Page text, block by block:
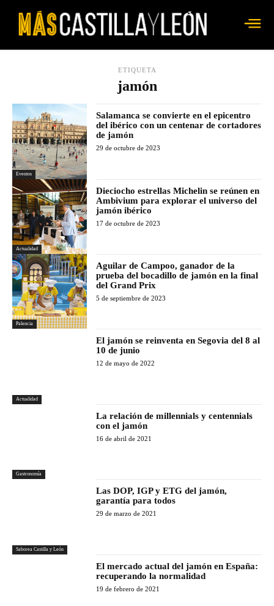
ETIQUETA
jamón
Eventos
Salamanca se convierte en el epicentro
del ibérico con un centenar de cortadores
de jamón
29 de octubre de 2023
Actualidad
Dieciocho estrellas Michelin se reúnen en
Ambivium para explorar el universo del
jamón ibérico
17 de octubre de 2023
Palencia
Aguilar de Campoo, ganador de la
prueba del bocadillo de jamón en la final
del Grand Prix
5 de septiembre de 2023
Actualidad
El jamón se reinventa en Segovia del 8 al
10 de junio
12 de mayo de 2022
Gastronomía
La relación de millennials y centennials
con el jamón
16 de abril de 2021
Saborea Castilla y León
Las DOP, IGP y ETG del jamón,
garantía para todos
29 de marzo de 2021
El mercado actual del jamón en España:
recuperando la normalidad
19 de febrero de 2021